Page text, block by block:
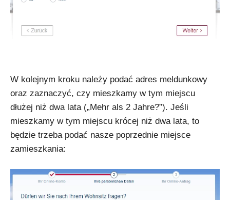
W kolejnym kroku należy podać adres meldunkowy
oraz zaznaczyć, czy mieszkamy w tym miejscu
dłużej niż dwa lata („Mehr als 2 Jahre?”). Jeśli
mieszkamy w tym miejscu krócej niż dwa lata, to
będzie trzeba podać nasze poprzednie miejsce
zamieszkania: